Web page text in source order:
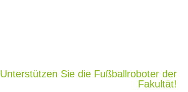
Unterstützen Sie die Fußballroboter der
Fakultät!